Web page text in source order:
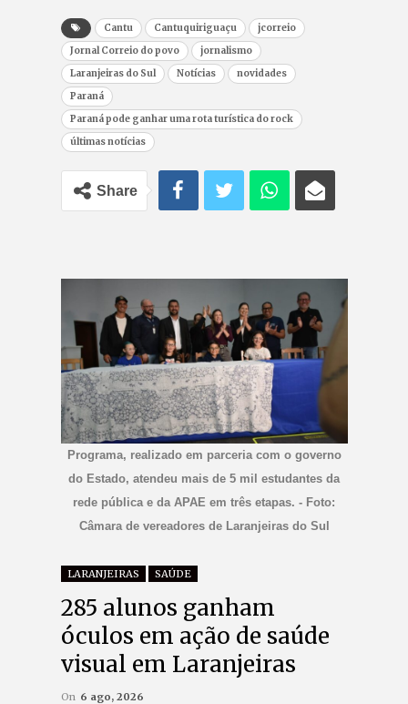
Cantu Cantuquiriguaçu
jcorreio
Jornal Correio do povo
jornalismo
Laranjeiras do Sul
Notícias
novidades
Paraná
Paraná pode ganhar uma rota turística do rock
últimas notícias
Share
Programa, realizado em parceria com o governo
do Estado, atendeu mais de 5 mil estudantes da
rede pública e da APAE em três etapas. - Foto:
Câmara de vereadores de Laranjeiras do Sul
LARANJEIRAS SAÚDE
285 alunos ganham
óculos em ação de saúde
visual em Laranjeiras
On 6 ago, 2026